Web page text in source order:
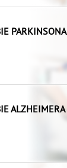
PARKINSONA
ALZHEIMERA